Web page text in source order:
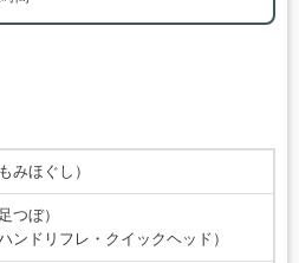
みほぐし）
つぼ）
ンドリフレ・クイックヘッド）